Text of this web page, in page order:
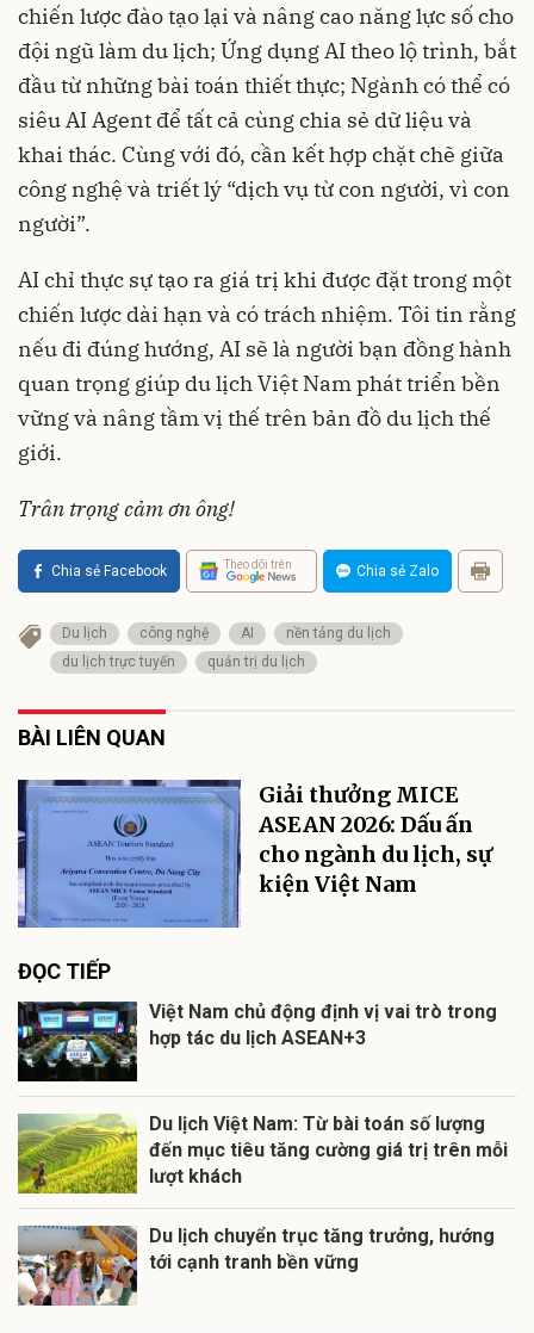
chiến lược đào tạo lại và nâng cao năng lực số cho
đội ngũ làm du lịch; Ứng dụng AI theo lộ trình, bắt
đầu từ những bài toán thiết thực; Ngành có thể có
siêu AI Agent để tất cả cùng chia sẻ dữ liệu và
khai thác. Cùng với đó, cần kết hợp chặt chẽ giữa
công nghệ và triết lý “dịch vụ từ con người, vì con
người”.
AI chỉ thực sự tạo ra giá trị khi được đặt trong một
chiến lược dài hạn và có trách nhiệm. Tôi tin rằng
nếu đi đúng hướng, AI sẽ là người bạn đồng hành
quan trọng giúp du lịch Việt Nam phát triển bền
vững và nâng tầm vị thế trên bản đồ du lịch thế
giới.
Trân trọng cảm ơn ông!
Chia sẻ Facebook Theo dõi trên Chia sẻ Zalo
Du lịch công nghệ AI
nền tảng du lịch
du lịch trực tuyến
quản trị du lịch
BÀI LIÊN QUAN
Giải thưởng MICE
ASEAN 2026: Dấu ấn
cho ngành du lịch, sự
kiện Việt Nam
ĐỌC TIẾP
Việt Nam chủ động định vị vai trò trong
hợp tác du lịch ASEAN+3
Du lịch Việt Nam: Từ bài toán số lượng
đến mục tiêu tăng cường giá trị trên mỗi
lượt khách
Du lịch chuyển trục tăng trưởng, hướng
tới cạnh tranh bền vững